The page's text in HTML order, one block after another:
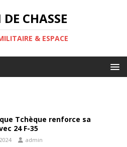
CHASSE
& ESPACE
Tchèque renforce sa
24 F-35
admin